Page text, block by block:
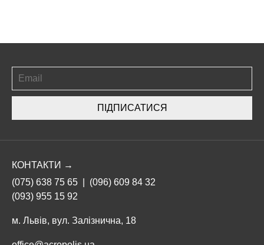
ПІДПИСАТИСЯ
КОНТАКТИ →
(075) 638 75 65
(096) 609 84 32
(093) 955 15 92
м. Львів, вул. Залізнична, 18